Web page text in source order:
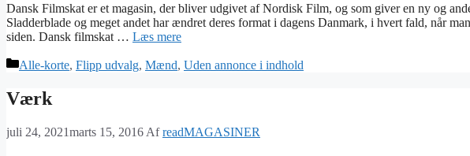
Dansk Filmskat er et magasin, der bliver udgivet af Nordisk Film, og som giver en ny og
Sladderblade og meget andet har ændret deres format i dagens Danmark, i hvert fald, når
siden. Dansk filmskat … Læs mere
Kategorier
Alle-korte, Flipp udvalg, Mænd, Uden annonce i indhold
Værk
juli 24, 2021marts 15, 2016 AfreadMAGASINER